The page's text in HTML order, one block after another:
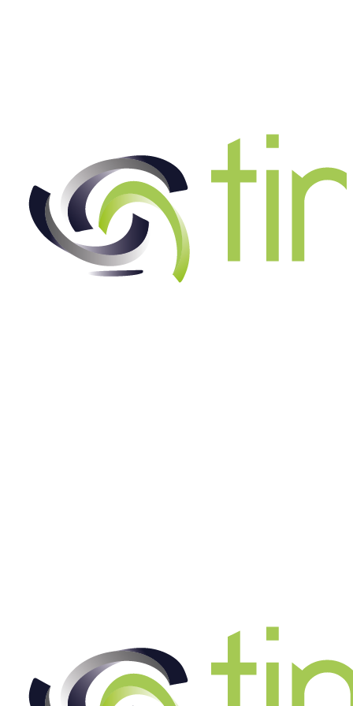
Staplerfahrer (m/w/d) ab 17 Euro
Jetzt bewerben